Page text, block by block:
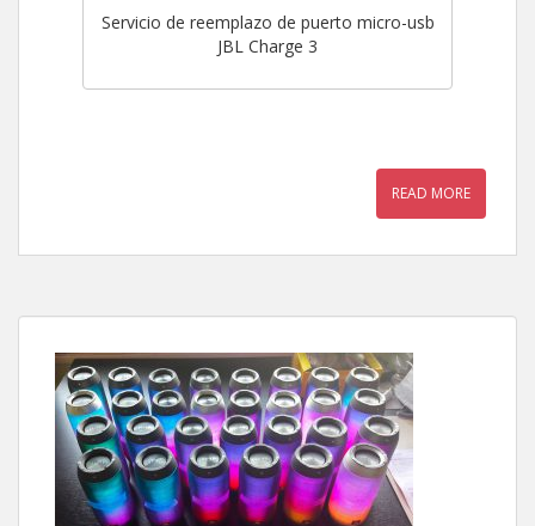
Servicio de reemplazo de puerto micro-usb
JBL Charge 3
READ MORE